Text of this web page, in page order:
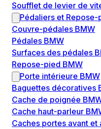
Soufflet de levier de
Pédaliers et Repose-
Couvre-pédales BMW
Pédales BMW
Surfaces des pédales
Repose-pied BMW
Porte intérieure BMW
Baguettes décoratives
Cache de poignée
Cache haut-parleur
Caches portes avant et